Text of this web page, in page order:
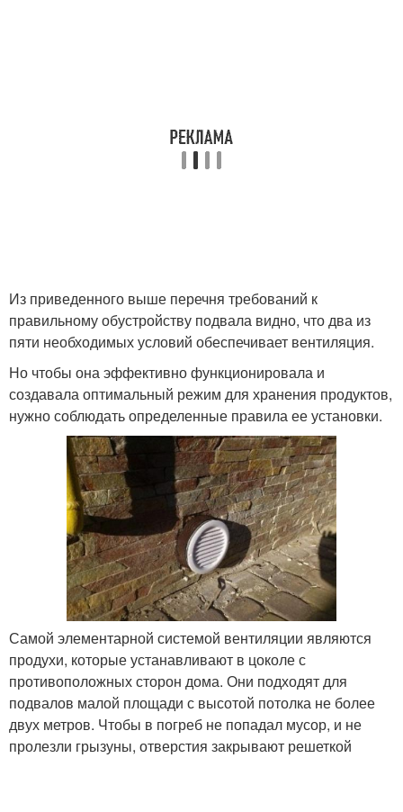
Из приведенного выше перечня требований к
правильному обустройству подвала видно, что два из
пяти необходимых условий обеспечивает вентиляция.
Но чтобы она эффективно функционировала и
создавала оптимальный режим для хранения продуктов,
нужно соблюдать определенные правила ее установки.
Самой элементарной системой вентиляции являются
продухи, которые устанавливают в цоколе с
противоположных сторон дома. Они подходят для
подвалов малой площади с высотой потолка не более
двух метров. Чтобы в погреб не попадал мусор, и не
пролезли грызуны, отверстия закрывают решеткой